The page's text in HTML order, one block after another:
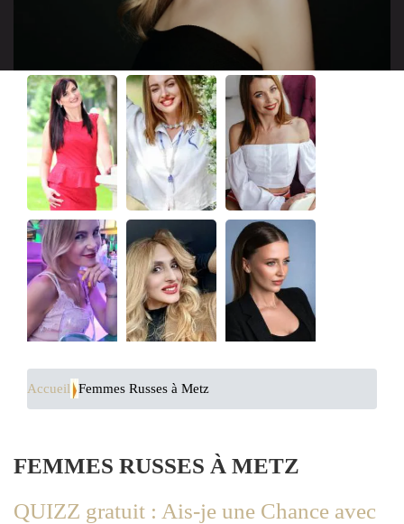
Accueil Femmes Russes à Metz
FEMMES RUSSES À METZ
QUIZZ gratuit : Ais-je une Chance avec